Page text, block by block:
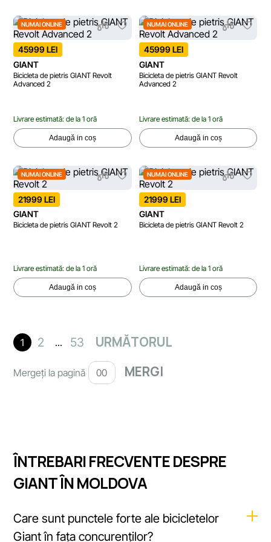
NUMAI ONLINE
45999 LEI
GIANT
Bicicleta de pietris GIANT Revolt
Advanced 2
Livrare estimată: de la 1 oră
Adaugă in coș
NUMAI ONLINE
45999 LEI
GIANT
Bicicleta de pietris GIANT Revolt
Advanced 2
Livrare estimată: de la 1 oră
Adaugă in coș
NUMAI ONLINE
21999 LEI
GIANT
Bicicleta de pietris GIANT Revolt 2
Livrare estimată: de la 1 oră
Adaugă in coș
NUMAI ONLINE
21999 LEI
GIANT
Bicicleta de pietris GIANT Revolt 2
Livrare estimată: de la 1 oră
Adaugă in coș
1 2 ... 53 URMĂTORUL
Mergeți la pagină
ÎNTREBARI FRECVENTE DESPRE
GIANT ÎN MOLDOVA
Care sunt punctele forte ale bicicletelor
Giant în fața concurenților?